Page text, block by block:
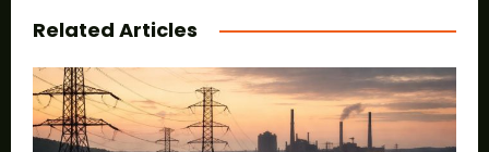
Related Articles